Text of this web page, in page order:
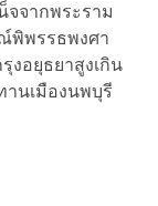
จจากพระราม
พิพรรธพงศา
งอยุธยาสูงเกิน
นเมืองนพบุรี